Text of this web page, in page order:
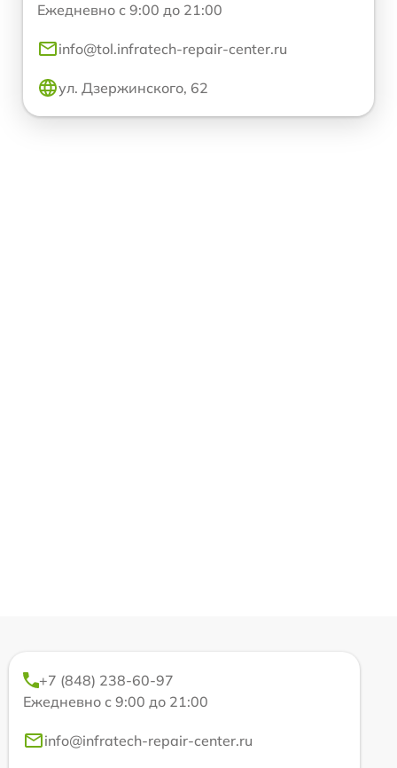
Ежедневно с 9:00 до 21:00
info@tol.infratech-repair-center.ru
ул. Дзержинского, 62
+7 (848) 238-60-97
Ежедневно с 9:00 до 21:00
info@infratech-repair-center.ru